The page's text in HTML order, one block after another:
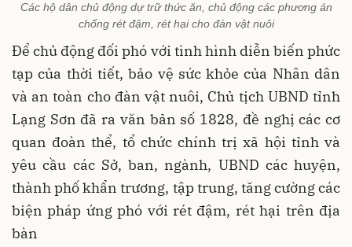
Các hộ dân chủ động dự trữ thức ăn, chủ động các phương án
chống rét đậm, rét hại cho đàn vật nuôi
Để chủ động đối phó với tình hình diễn biến phức
tạp của thời tiết, bảo vệ sức khỏe của Nhân dân
và an toàn cho đàn vật nuôi, Chủ tịch UBND tỉnh
Lạng Sơn đã ra văn bản số 1828, đề nghị các cơ
quan đoàn thể, tổ chức chính trị xã hội tỉnh và
yêu cầu các Sở, ban, ngành, UBND các huyện,
thành phố khẩn trương, tập trung, tăng cường các
biện pháp ứng phó với rét đậm, rét hại trên địa
bàn